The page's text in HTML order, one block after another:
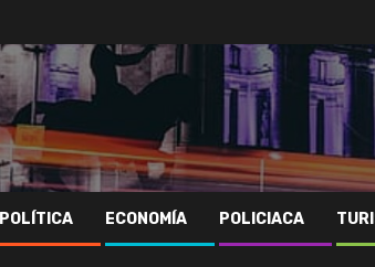
POLÍTICA ECONOMÍA POLICIACA